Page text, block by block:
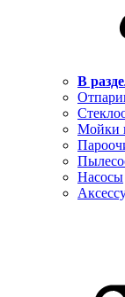
В
Мойки
Насосы